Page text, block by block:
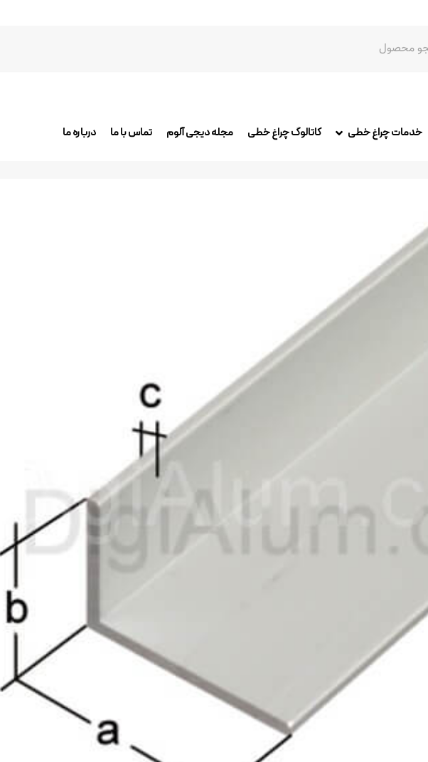
خدمات چراغ خطی کاتالوگ چراغ خطی مجله دیجی آلوم تماس با ما درباره ما